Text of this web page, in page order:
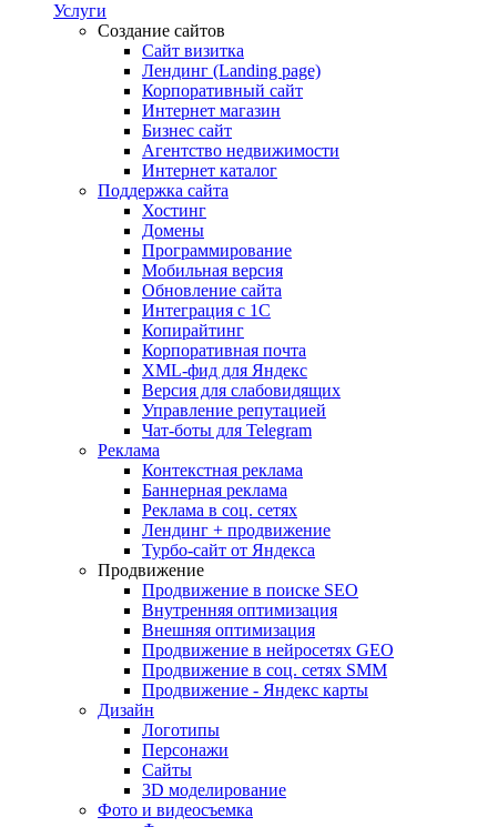
Услуги
Создание сайтов
Сайт визитка
Лендинг (Landing page)
Корпоративный сайт
Интернет магазин
Бизнес сайт
Агентство недвижимости
Интернет каталог
Поддержка сайта
Хостинг
Домены
Программирование
Мобильная версия
Обновление сайта
Интеграция с 1С
Копирайтинг
Корпоративная почта
XML-фид для Яндекс
Версия для слабовидящих
Управление репутацией
Чат-боты для Telegram
Реклама
Контекстная реклама
Баннерная реклама
Реклама в соц. сетях
Лендинг + продвижение
Турбо-сайт от Яндекса
Продвижение
Продвижение в поиске SEO
Внутренняя оптимизация
Внешняя оптимизация
Продвижение в нейросетях GEO
Продвижение в соц. сетях SMM
Продвижение - Яндекс карты
Дизайн
Логотипы
Персонажи
Сайты
3D моделирование
Фото и видеосъемка